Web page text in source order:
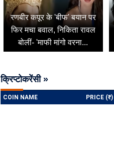
रणबीर कपूर के 'बीफ' बयान पर
फिर मचा बवाल, निकिता रावल
बोलीं- 'माफी मांगो वरना...
क्रिप्टोकरेंसी »